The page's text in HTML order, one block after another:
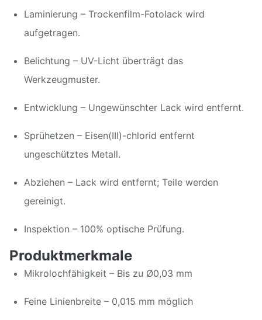
Laminierung – Trockenfilm-Fotolack wird
aufgetragen.
Belichtung – UV-Licht überträgt das
Werkzeugmuster.
Entwicklung – Ungewünschter Lack wird entfernt.
Sprühetzen – Eisen(III)-chlorid entfernt
ungeschütztes Metall.
Abziehen – Lack wird entfernt; Teile werden
gereinigt.
Inspektion – 100% optische Prüfung.
Produktmerkmale
Mikrolochfähigkeit – Bis zu Ø0,03 mm
Feine Linienbreite – 0,015 mm möglich